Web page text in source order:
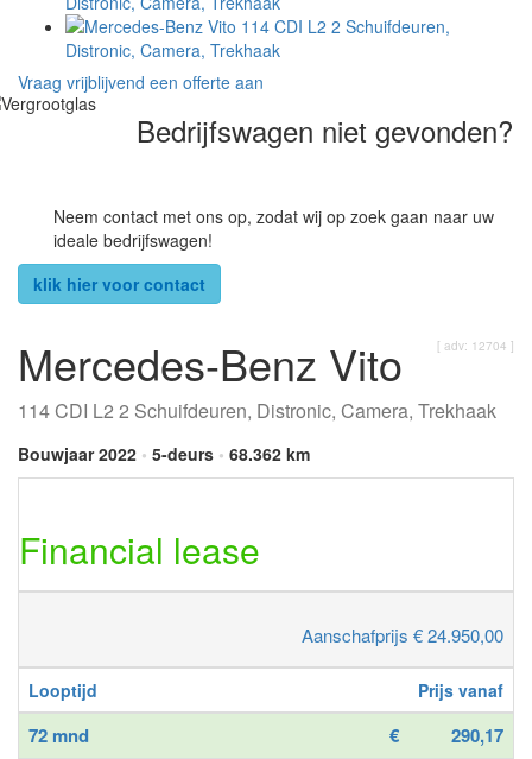
Vraag vrijblijvend een offerte aan
Bedrijfswagen niet gevonden?
Neem contact met ons op, zodat wij op zoek gaan naar uw
ideale bedrijfswagen!
klik hier voor contact
[ adv: 12704 ]
Mercedes-Benz Vito
114 CDI L2 2 Schuifdeuren, Distronic, Camera, Trekhaak
Bouwjaar 2022 • 5-deurs • 68.362 km
Financial lease
Aanschafprijs € 24.950,00
Looptijd Prijs vanaf
72 mnd €
290,17